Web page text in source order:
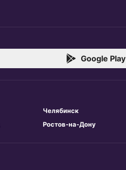
Google Play
Челябинск
Ростов-на-Дону